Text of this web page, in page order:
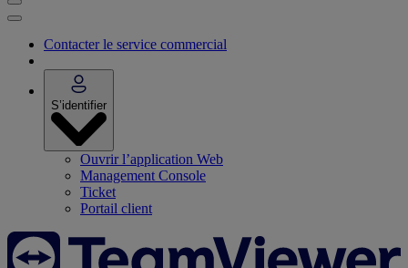
Contacter le service commercial
S’identifier
Ouvrir l’application Web
Management Console
Ticket
Portail client